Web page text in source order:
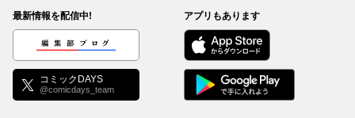
最新情報を配信中!
編集部ブログ
コミックDAYS
@comicdays_team
アプリもあります